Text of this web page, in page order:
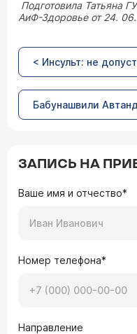
Подготовила Татьяна
АиФ-Здоровье от 24. 06.
< Инсульт: не
Бабунашвили
ЗАПИСЬ НА
Ваше имя и отчество*
Номер телефона*
Направление